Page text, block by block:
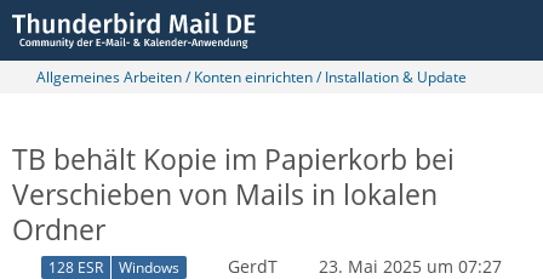
Allgemeines Arbeiten / Konten einrichten / Installation & Update
TB behält Kopie im Papierkorb bei
Verschieben von Mails in lokalen
Ordner
128 ESR Windows GerdT
23. Mai 2025 um 07:27